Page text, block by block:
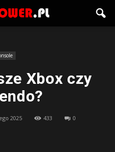
Xbox czy
2025 433 0